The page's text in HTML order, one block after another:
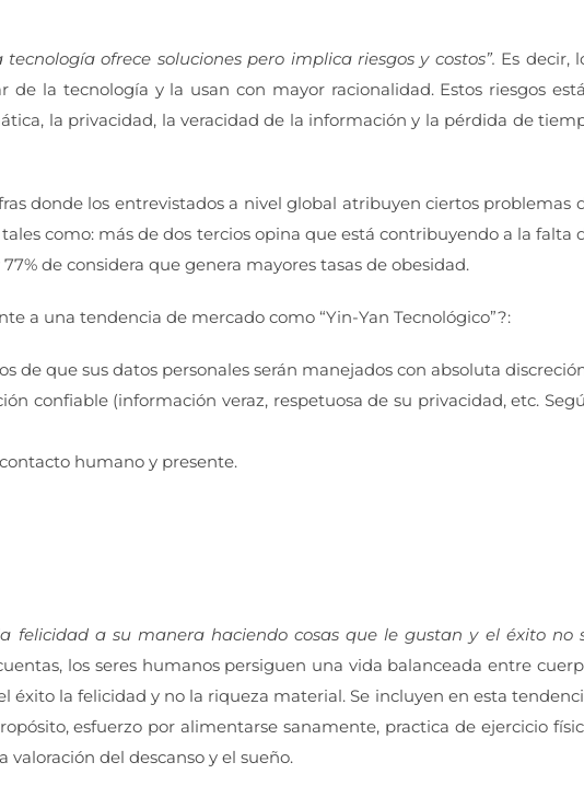
ofrece soluciones pero implica riesgos y costos”. Es decir,
de la tecnología y la usan con mayor racionalidad. Estos riesgos
la privacidad, la veracidad de la información y la pérdida de
donde los entrevistados a nivel global atribuyen ciertos problemas
como: más de dos tercios opina que está contribuyendo a la falta
de considera que genera mayores tasas de obesidad.
a una tendencia de mercado como “Yin-Yan Tecnológico”?:
de que sus datos personales serán manejados con absoluta
confiable (información veraz, respetuosa de su privacidad, etc.
humano y presente.
felicidad a su manera haciendo cosas que le gustan y el éxito no
los seres humanos persiguen una vida balanceada entre
éxito la felicidad y no la riqueza material. Se incluyen en esta
esfuerzo por alimentarse sanamente, practica de ejercicio
del descanso y el sueño.